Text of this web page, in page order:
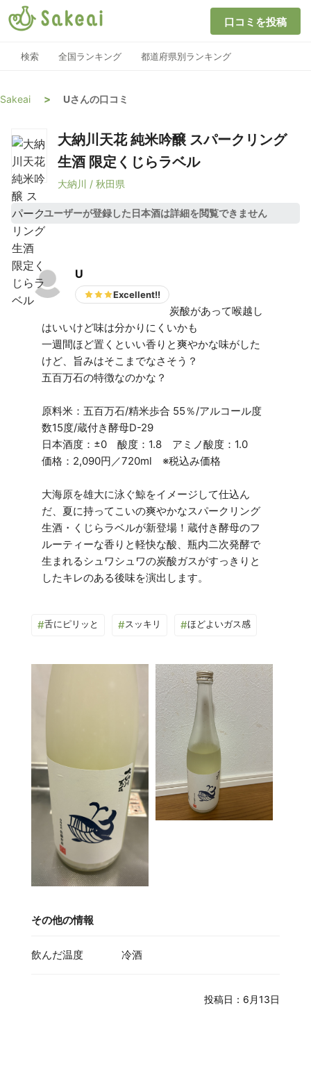
口コミを投稿
検索 全国ランキング 都道府県別ランキング
Sakeai > Uさんの口コミ
大納川天花 純米吟醸 スパークリング
生酒 限定くじらラベル
大納川 / 秋田県
ユーザーが登録した日本酒は詳細を閲覧できません
U
Excellent!!
炭酸があって喉越し
はいいけど味は分かりにくいかも
一週間ほど置くといい香りと爽やかな味がした
けど、旨みはそこまでなさそう？
五百万石の特徴なのかな？
原料米：五百万石/精米歩合 55％/アルコール度
数15度/蔵付き酵母D-29
日本酒度：±0 酸度：1.8 アミノ酸度：1.0
価格：2,090円／720ml ※税込み価格
大海原を雄大に泳ぐ鯨をイメージして仕込ん
だ、夏に持ってこいの爽やかなスパークリング
生酒・くじらラベルが新登場！蔵付き酵母のフ
ルーティーな香りと軽快な酸、瓶内二次発酵で
生まれるシュワシュワの炭酸ガスがすっきりと
#舌にピリッと #スッキリ #ほどよいガス感
その他の情報
飲んだ温度 冷酒
投稿日：6月13日